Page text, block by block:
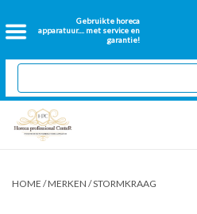
Gebruikte horeca
apparatuur.... met service en
garantie!
Home
2dehands Horeca
Nieuwe apparatuur
HOME /MERKEN /STORMKRAAG